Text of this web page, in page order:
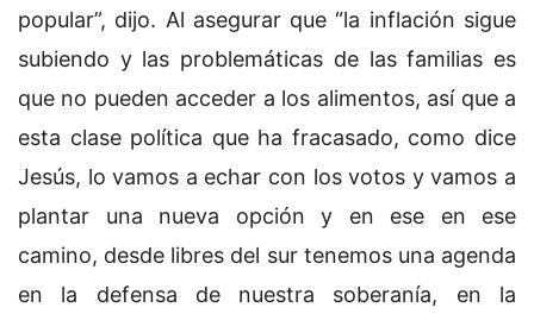
popular”, dijo. Al asegurar que “la inflación sigue
subiendo y las problemáticas de las familias es
que no pueden acceder a los alimentos, así que a
esta clase política que ha fracasado, como dice
Jesús, lo vamos a echar con los votos y vamos a
plantar una nueva opción y en ese en ese
camino, desde libres del sur tenemos una agenda
en la defensa de nuestra soberanía, en la